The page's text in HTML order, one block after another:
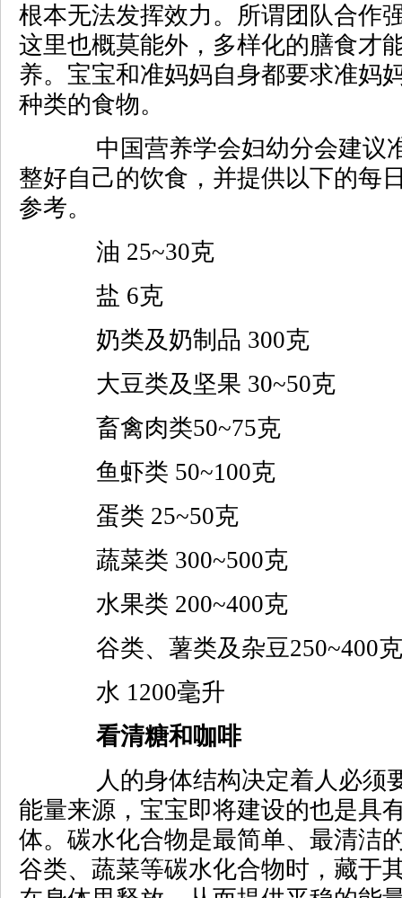
根本无法发挥效力。所谓团队合作
这里也概莫能外，多样化的膳食才
养。宝宝和准妈妈自身都要求准妈
种类的食物。
中国营养学会妇幼分会建议
整好自己的饮食，并提供以下的每
参考。
油 25~30克
盐 6克
奶类及奶制品 300克
大豆类及坚果 30~50克
畜禽肉类50~75克
鱼虾类 50~100克
蛋类 25~50克
蔬菜类 300~500克
水果类 200~400克
谷类、薯类及杂豆250~400克
水 1200毫升
看清糖和咖啡
人的身体结构决定着人必须
能量来源，宝宝即将建设的也是具
体。碳水化合物是最简单、最清洁
谷类、蔬菜等碳水化合物时，藏于